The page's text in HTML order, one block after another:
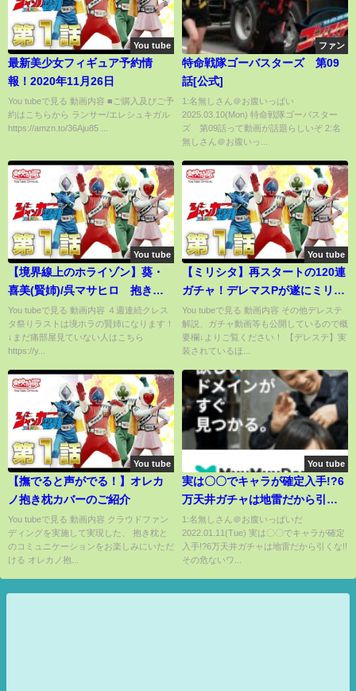
You tube
最新美少女フィギュア予約情
報！2020年11月26日
You tubeで見る 動画内容 ■ご購入及びご予
約はこちらから ランサー/エレシュキガル
https://amzn.to/36Aju85 ...
ファン
特命戦隊ゴーバスターズ 第09
話[公式]
1:名無しさん＠お腹いっぱい
2025.03.10(Mon) 特命戦隊ゴーバスター
ズ 第09話って動画が話題らしいぞ 2:名
無しさん＠お腹いっ...
You tube
【境界線上のホライゾン】葵・
喜美(賢姉)/呉マサヒロ 抱き枕
カバー【クレスタ】
You tubeで見る 動画内容 ４週連続クレス
タ祭りラストは境ホラの賢姉になります！
↓まだ痛部屋見ていない人はこちら
https://y...
You tube
【ミリシタ】再スタートの120連
ガチャ！デレマスPが遂にミリシ
タにも手を出す【ガチャ】
You tubeで見る 動画内容 その他デレステ
解説、ガチャ動画等も公開しているので概
要欄↓よりご覧ください！ 【デレステ】実
装されているほ...
You tube
【撫でると声がでる！】オレカ
ノ抱き枕カバーのご紹介
You tubeで見る 動画内容 クラウドファン
ディングを実施して実現した、 抱き枕と
のコミュニケーションをお楽しみにいただ
ける オレカノ抱...
You tube
実は〇〇でキャラが確定入手!?6
万天井ガチャは地雷だから引く
な!!その危ないワケとは !?【ウ
マ娘 チャンミ 育成 オープン カ
プリコーン杯 タマモクロス サポ
美】
1:名無しさん＠お腹いっぱいだ
2022.01.11(Tue) 実は〇〇でキャラが確定
入手!?6万天井ガチャは地雷だから引くな!!
その危ないワ...